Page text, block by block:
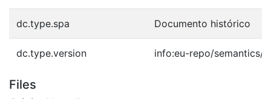
dc.type.spa Documento histórico
dc.type.version info:eu-repo/semantics/
Files